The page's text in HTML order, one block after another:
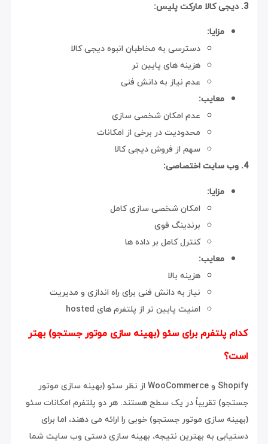
3. دیجی کالا مارکت پلیس:
مزایا:
دسترسی به مخاطبان انبوه دیجی کالا
هزینه های پایین تر
عدم نیاز به دانش فنی
معایب:
عدم امکان شخصی سازی
محدودیت در برخی از امکانات
سهم از فروش دیجی کالا
4. وب سایت اختصاصی:
مزایا:
امکان شخصی سازی کامل
برندینگ قوی
کنترل کامل بر داده ها
معایب:
هزینه بالا
نیاز به دانش فنی برای راه اندازی و مدیریت
امنیت پایین تر از پلتفرم های hosted
کدام پلتفرم برای سئو (بهینه سازی موتور جستجو) بهتر
است؟
Shopify و WooCommerce از نظر سئو (بهینه سازی موتور
جستجو) تقریباً در یک سطح هستند. هر دو پلتفرم امکانات سئو
(بهینه سازی موتور جستجو) خوبی را ارائه می دهند، اما برای
دستیابی به بهترین نتیجه، بهینه سازی دستی وب سایت شما